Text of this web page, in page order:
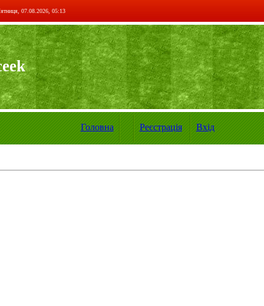
07.08.2026, 05:13
Головна Реєстрація Вхід